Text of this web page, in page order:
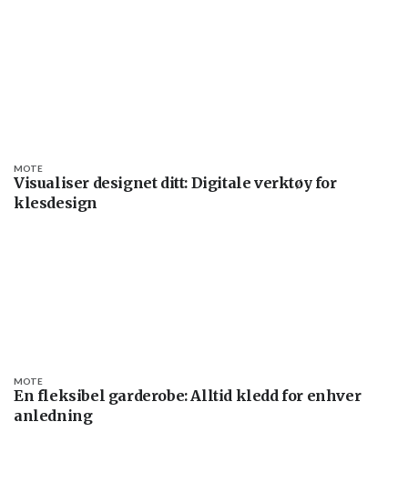
Visualiser designet ditt: Digitale verktøy for
klesdesign
MOTE
En fleksibel garderobe: Alltid kledd for enhver
anledning
MOTE